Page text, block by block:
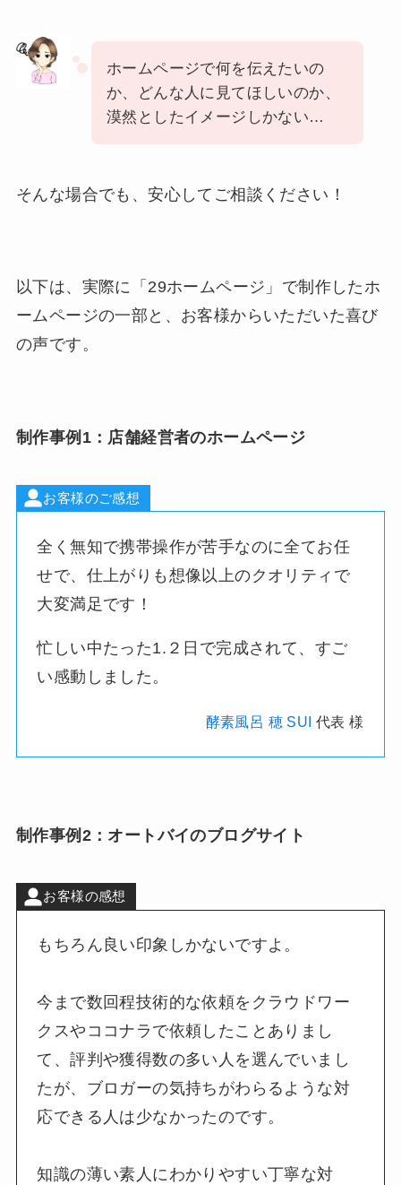
ホームページで何を伝えたいの
か、どんな人に見てほしいのか、
漠然としたイメージしかない…
そんな場合でも、安心してご相談ください！
以下は、実際に「29ホームページ」で制作したホ
ームページの一部と、お客様からいただいた喜び
の声です。
制作事例1：店舗経営者のホームページ
お客様のご感想
全く無知で携帯操作が苦手なのに全てお任
せで、仕上がりも想像以上のクオリティで
大変満足です！
忙しい中たった1.２日で完成されて、すご
い感動しました。
酵素風呂 穂 SUI 代表 様
制作事例2：オートバイのブログサイト
お客様の感想
もちろん良い印象しかないですよ。
今まで数回程技術的な依頼をクラウドワー
クスやココナラで依頼したことありまし
て、評判や獲得数の多い人を選んでいまし
たが、ブロガーの気持ちがわらるような対
応できる人は少なかったのです。
知識の薄い素人にわかりやすい丁寧な対